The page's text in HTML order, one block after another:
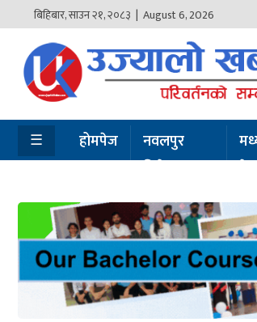
बिहिबार,साउन२१,२०८३ | August 6, 2026
होमपेज
नवलपुर
विशेष
चितवन
सेरोफेरो
☰ होमपेज
नवलपुर
विशेष